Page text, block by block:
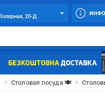
20-Д
Столовая посуда 🍽